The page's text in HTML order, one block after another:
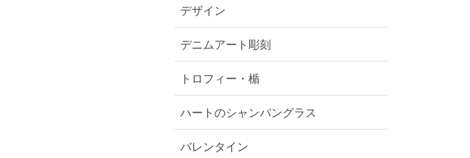
デザイン
デニムアート彫刻
トロフィー・楯
ハートのシャンパングラス
バレンタイン